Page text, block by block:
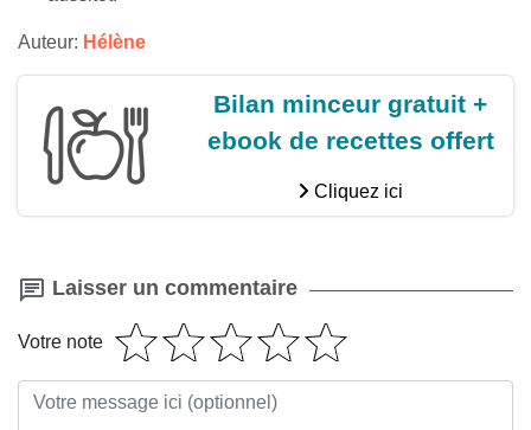
Auteur: Hélène
Bilan minceur gratuit +
ebook de recettes offert
Cliquez ici
Laisser un commentaire
Votre note